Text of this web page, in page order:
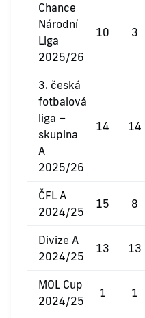
Chance
Národní
Liga
2025/26
10 3
3. česká
fotbalová
liga –
skupina
A
2025/26
14 14
ČFL A
2024/25
15 8
Divize A
2024/25
13 13
MOL Cup
2024/25
1 1